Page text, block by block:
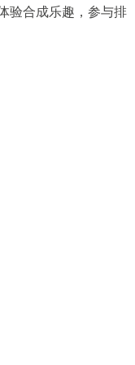
验合成乐趣，参与排